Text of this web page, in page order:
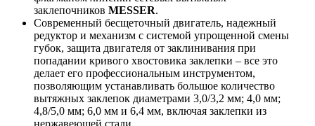
заклепочников MESSER.
Современный бесщеточный двигатель, надежный
редуктор и механизм с системой упрощенной смены
губок, защита двигателя от заклинивания при
попадании кривого хвостовика заклепки – все это
делает его профессиональным инструментом,
позволяющим устанавливать большое количество
вытяжных заклепок диаметрами 3,0/3,2 мм; 4,0 мм;
4,8/5,0 мм; 6,0 мм и 6,4 мм, включая заклепки из
нержавеющей стали.